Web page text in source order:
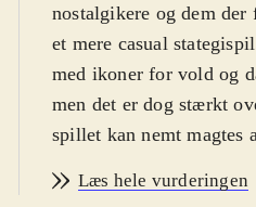
nostalgikere og dem
et mere casual
med ikoner for vold og
men det er dog stærkt
spillet kan nemt magtes
Turbaseret strategispil
Læs hele vurderingen